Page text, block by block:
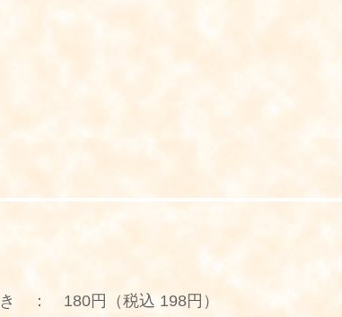
： 180円（税込 198円）